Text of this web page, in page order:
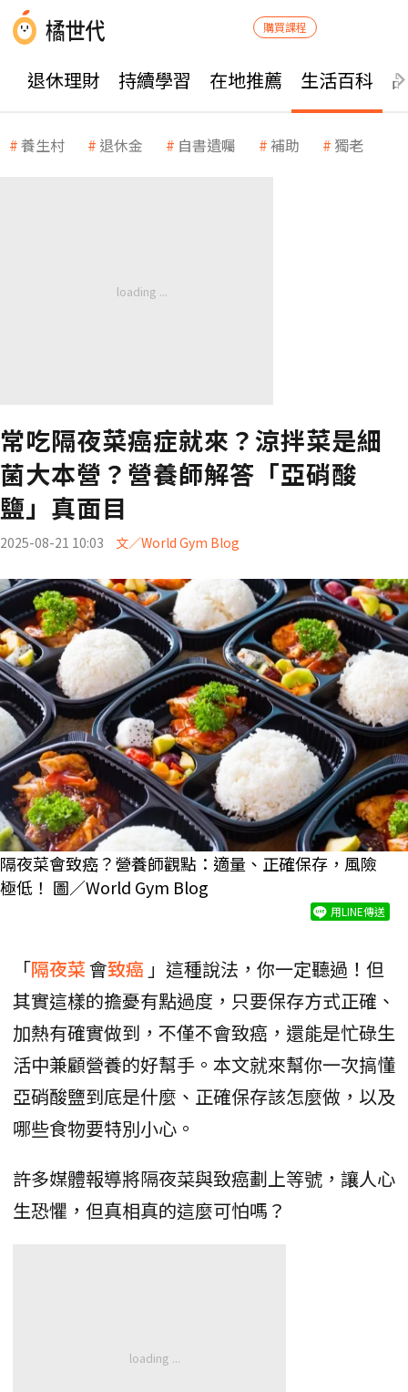
購買課程
退休理財 持續學習 在地推薦 生活百科
養生村 退休金 自書遺囑 補助 獨老
常吃隔夜菜癌症就來？涼拌菜是細
菌大本營？營養師解答「亞硝酸
鹽」真面目
2025-08-21 10:03 文／World Gym Blog
隔夜菜會致癌？營養師觀點：適量、正確保存，風險
極低！ 圖／World Gym Blog
用LINE傳送
「隔夜菜會致癌 」這種說法，你一定聽過！但
其實這樣的擔憂有點過度，只要保存方式正確、
加熱有確實做到，不僅不會致癌，還能是忙碌生
活中兼顧營養的好幫手。本文就來幫你一次搞懂
亞硝酸鹽到底是什麼、正確保存該怎麼做，以及
哪些食物要特別小心。
許多媒體報導將隔夜菜與致癌劃上等號，讓人心
生恐懼，但真相真的這麼可怕嗎？